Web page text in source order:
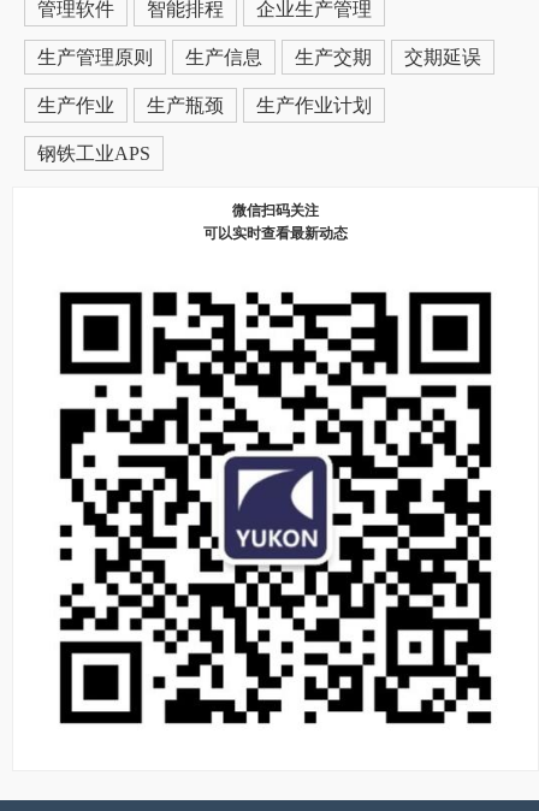
管理软件 智能排程 企业生产管理
生产管理原则 生产信息 生产交期 交期延误
生产作业 生产瓶颈 生产作业计划
钢铁工业APS
微信扫码关注
可以实时查看最新动态